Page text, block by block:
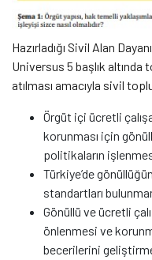
Hazırladığı Sivil Alan
Universus 5 başlık altında
atılması amacıyla sivil
Örgüt içi ücretli
korunması için
politikaların
Türkiye’de
standartları
Gönüllü ve ücretli
önlenmesi ve
becerilerini